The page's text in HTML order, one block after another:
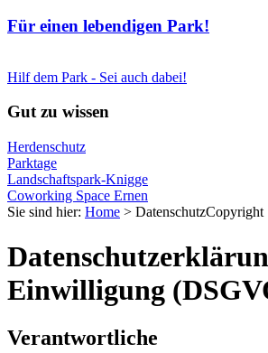
Für einen lebendigen Park!
Hilf dem Park - Sei auch dabei!
Gut zu wissen
Herdenschutz
Parktage
Landschaftspark-Knigge
Coworking Space Ernen
Sie sind hier: Home > DatenschutzCopyright
Einwilligung
Verantwortliche